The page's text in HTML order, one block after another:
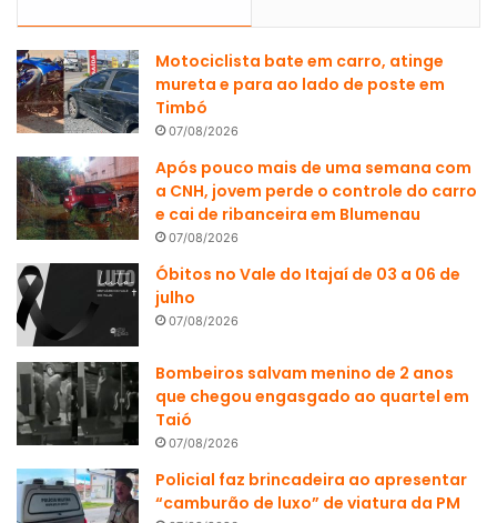
Motociclista bate em carro, atinge
mureta e para ao lado de poste em
Timbó
07/08/2026
Após pouco mais de uma semana com
a CNH, jovem perde o controle do carro
e cai de ribanceira em Blumenau
07/08/2026
Óbitos no Vale do Itajaí de 03 a 06 de
julho
07/08/2026
Bombeiros salvam menino de 2 anos
que chegou engasgado ao quartel em
Taió
07/08/2026
Policial faz brincadeira ao apresentar
“camburão de luxo” de viatura da PM